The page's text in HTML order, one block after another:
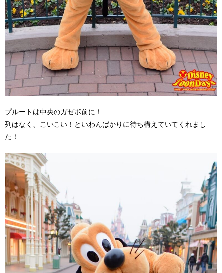
プルートは中央のガゼボ前に！
列はなく、こいこい！といわんばかりに待ち構えていてくれまし
た！